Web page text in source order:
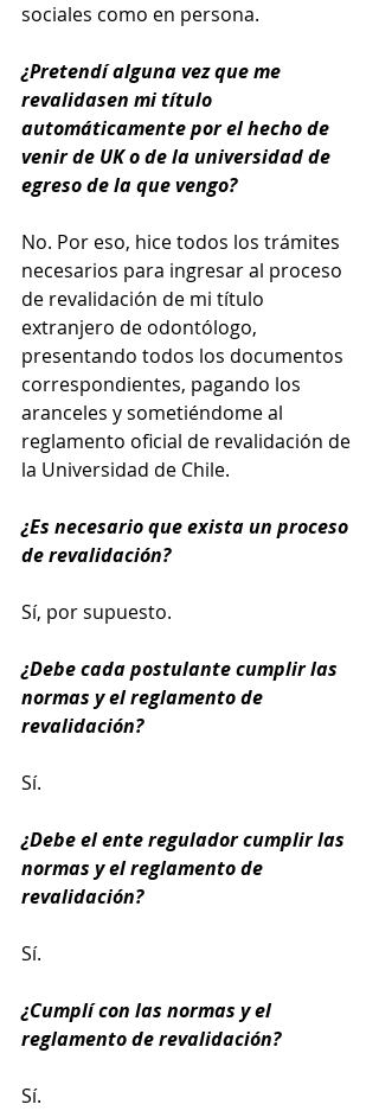
sociales como en persona.
¿Pretendí alguna vez que me
revalidasen mi título
automáticamente por el hecho de
venir de UK o de la universidad de
egreso de la que vengo?
No. Por eso, hice todos los trámites
necesarios para ingresar al proceso
de revalidación de mi título
extranjero de odontólogo,
presentando todos los documentos
correspondientes, pagando los
aranceles y sometiéndome al
reglamento oficial de revalidación de
la Universidad de Chile.
¿Es necesario que exista un proceso
de revalidación?
Sí, por supuesto.
¿Debe cada postulante cumplir las
normas y el reglamento de
revalidación?
Sí.
¿Debe el ente regulador cumplir las
normas y el reglamento de
revalidación?
Sí.
¿Cumplí con las normas y el
reglamento de revalidación?
Sí.